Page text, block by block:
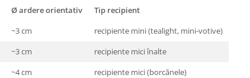
Ø ardere orientativ
Tip recipient
~3 cm
recipiente mini (tealight, mini-votive)
~3 cm
recipiente mici înalte
~4 cm
recipiente mici (borcănele)